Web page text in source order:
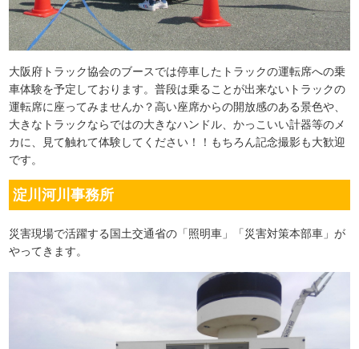
大阪府トラック協会のブースでは停車したトラックの運転席への乗
車体験を予定しております。普段は乗ることが出来ないトラックの
運転席に座ってみませんか？高い座席からの開放感のある景色や、
大きなトラックならではの大きなハンドル、かっこいい計器等のメ
カに、見て触れて体験してください！！もちろん記念撮影も大歓迎
です。
淀川河川事務所
災害現場で活躍する国土交通省の「照明車」「災害対策本部車」が
やってきます。